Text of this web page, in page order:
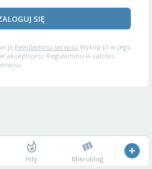
SIĘ
Regulaminu serwisu Wykop.pl w jego
akceptujesz Regulaminu w całości,
Hity Mikroblog